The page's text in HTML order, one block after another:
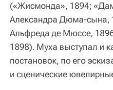
(«Жисмонда», 1894;
Александра Дюма‑сына,
Альфреда де Мюссе,
1898). Муха выступал и
постановок, по его
и сценические